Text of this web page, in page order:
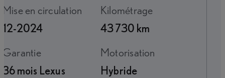
Mise en circulation
12-2024
Kilométrage
43 730 km
Garantie
36 mois Lexus
Motorisation
Hybride